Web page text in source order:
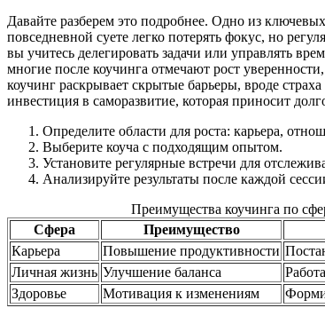
Давайте разберем это подробнее. Одно из
повседневной суете легко потерять фокус, но
вы учитесь делегировать задачи или управлять
многие после коучинга отмечают рост
коучинг раскрывает скрытые барьеры, вроде
инвестиция в саморазвитие, которая приносит
Определите области для роста: карьера,
Выберите коуча с подходящим опытом.
Установите регулярные встречи для
Анализируйте результаты после каждой
Преимущества коучинга по
Сфера
Преимущество
Карьера
Повышение продуктивности
Личная жизнь Улучшение баланса
Здоровье
Мотивация к изменениям